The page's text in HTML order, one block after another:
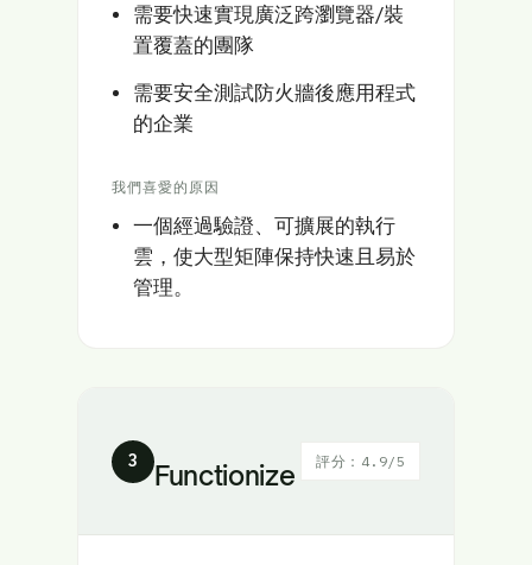
需要快速實現廣泛跨瀏覽器/裝
置覆蓋的團隊
需要安全測試防火牆後應用程式
的企業
我們喜愛的原因
一個經過驗證、可擴展的執行
雲，使大型矩陣保持快速且易於
管理。
3 Functionize 評分：4.9/5